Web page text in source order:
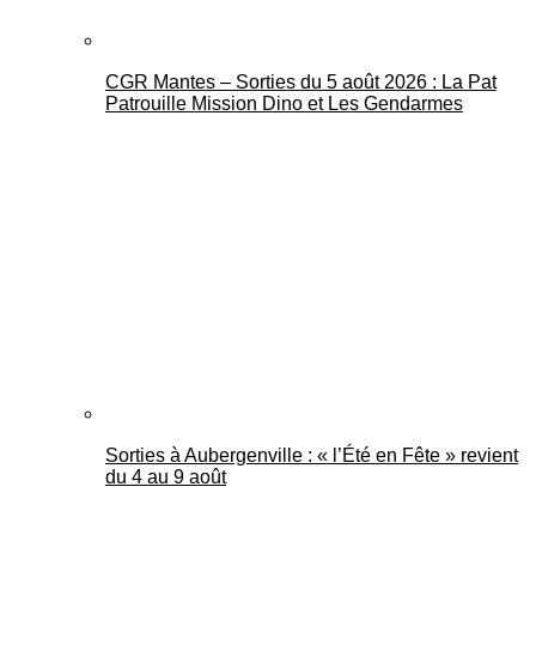
CGR Mantes – Sorties du 5 août 2026 : La Pat
Patrouille Mission Dino et Les Gendarmes
Sorties à Aubergenville : « l’Été en Fête » revient
du 4 au 9 août